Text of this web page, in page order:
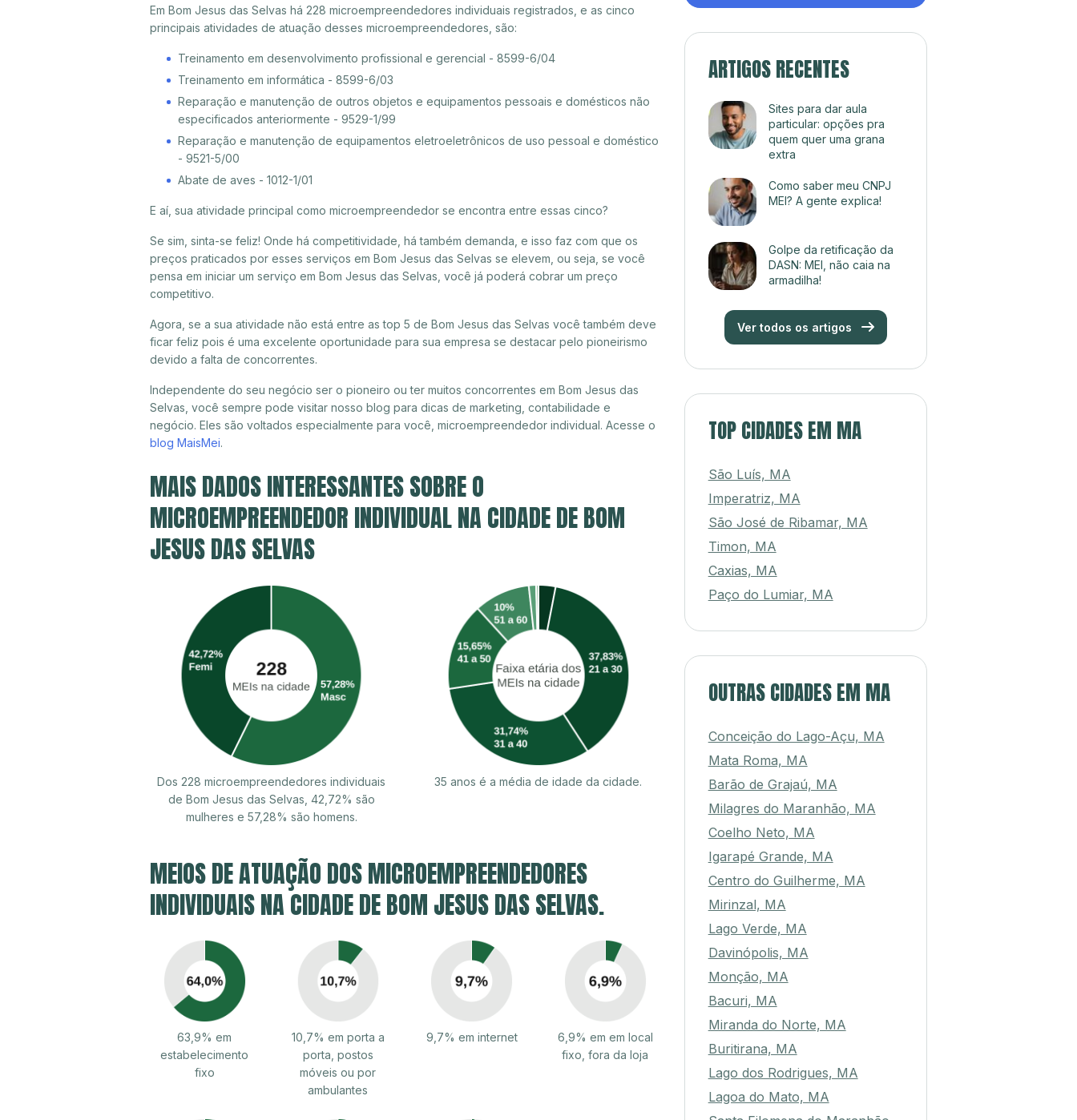
Em Bom Jesus das Selvas há 228 microempreendedores individuais registrados, e as cinco
principais atividades de atuação desses microempreendedores, são:
Treinamento em desenvolvimento profissional e gerencial - 8599-6/04
Treinamento em informática - 8599-6/03
Reparação e manutenção de outros objetos e equipamentos pessoais e domésticos não
especificados anteriormente - 9529-1/99
Reparação e manutenção de equipamentos eletroeletrônicos de uso pessoal e doméstico
- 9521-5/00
Abate de aves - 1012-1/01
E aí, sua atividade principal como microempreendedor se encontra entre essas cinco?
Se sim, sinta-se feliz! Onde há competitividade, há também demanda, e isso faz com que os
preços praticados por esses serviços em Bom Jesus das Selvas se elevem, ou seja, se você
pensa em iniciar um serviço em Bom Jesus das Selvas, você já poderá cobrar um preço
competitivo.
Agora, se a sua atividade não está entre as top 5 de Bom Jesus das Selvas você também deve
ficar feliz pois é uma excelente oportunidade para sua empresa se destacar pelo pioneirismo
devido a falta de concorrentes.
Independente do seu negócio ser o pioneiro ou ter muitos concorrentes em Bom Jesus das
Selvas, você sempre pode visitar nosso blog para dicas de marketing, contabilidade e
negócio. Eles são voltados especialmente para você, microempreendedor individual. Acesse o
blog MaisMei.
MAIS DADOS INTERESSANTES SOBRE O
MICROEMPREENDEDOR INDIVIDUAL NA CIDADE DE BOM
JESUS DAS SELVAS
Dos 228 microempreendedores individuais
de Bom Jesus das Selvas, 42,72% são
mulheres e 57,28% são homens.
35 anos é a média de idade da cidade.
MEIOS DE ATUAÇÃO DOS MICROEMPREENDEDORES
INDIVIDUAIS NA CIDADE DE BOM JESUS DAS SELVAS.
63,9% em
estabelecimento
fixo
10,7% em porta a
porta, postos
móveis ou por
ambulantes
9,7% em internet
6,9% em em local
fixo, fora da loja
ARTIGOS RECENTES
Sites para dar aula
particular: opções pra
quem quer uma grana
extra
Como saber meu CNPJ
MEI? A gente explica!
Golpe da retificação da
DASN: MEI, não caia na
armadilha!
Ver todos os artigos
TOP CIDADES EM MA
São Luís, MA
Imperatriz, MA
São José de Ribamar, MA
Timon, MA
Caxias, MA
Paço do Lumiar, MA
OUTRAS CIDADES EM MA
Conceição do Lago-Açu, MA
Mata Roma, MA
Barão de Grajaú, MA
Milagres do Maranhão, MA
Coelho Neto, MA
Igarapé Grande, MA
Centro do Guilherme, MA
Mirinzal, MA
Lago Verde, MA
Davinópolis, MA
Monção, MA
Bacuri, MA
Miranda do Norte, MA
Buritirana, MA
Lago dos Rodrigues, MA
Lagoa do Mato, MA